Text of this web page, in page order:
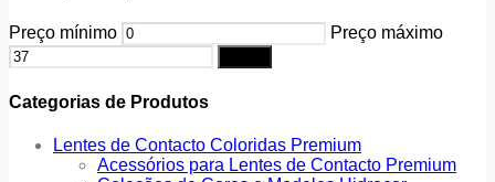
Preço mínimo Preço máximo
Categorias de Produtos
Lentes de Contacto Coloridas Premium
Acessórios para Lentes de Contacto Premium